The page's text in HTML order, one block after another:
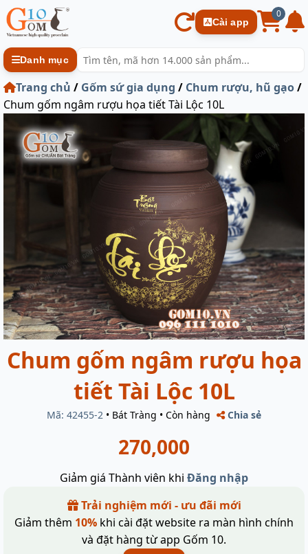
Cài app
0
Danh mục
Trang chủ / Gốm sứ gia dụng / Chum rượu, hũ gạo/
Chum gốm ngâm rượu họa tiết Tài Lộc 10L
Chum gốm ngâm rượu họa
tiết Tài Lộc 10L
Mã: 42455-2 • Bát Tràng • Còn hàng Chia sẻ
270,000
Giảm giá Thành viên khi Đăng nhập
Trải nghiệm mới - ưu đãi mới
Giảm thêm 10% khi cài đặt website ra màn hình chính
và đặt hàng từ app Gốm 10.